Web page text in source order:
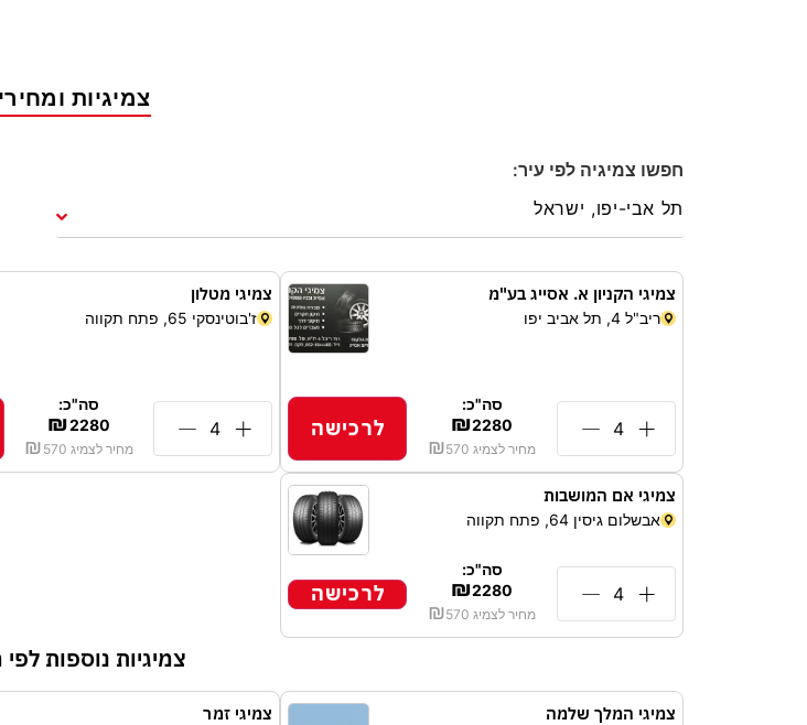
צמיגיות
חפשו צמיגיה לפי עיר:
צמיגי הקניון א. אסייג בע"מ
ריב"ל 4, תל אביב יפו
סה"כ:
₪2280
מחיר לצמיג ₪570
לרכישה
צמיגי מטלון
ז'בוטינסקי 65, פתח תקווה
סה"כ:
₪2280
מחיר לצמיג ₪ 570
צמיגי אם המושבות
אבשלום גיסין 64, פתח תקווה
סה"כ:
₪2280
מחיר לצמיג ₪570
לרכישה
צמיגיות נוספות
צמיגי המלך שלמה צמיגי זמר